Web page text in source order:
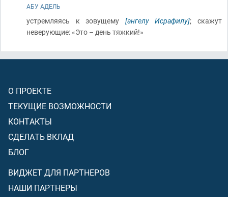
АБУ АДЕЛЬ
устремляясь к зовущему [ангелу Исрафилу]; скажут
неверующие: «Это – день тяжкий!»
О ПРОЕКТЕ
ТЕКУЩИЕ ВОЗМОЖНОСТИ
КОНТАКТЫ
СДЕЛАТЬ ВКЛАД
БЛОГ
ВИДЖЕТ ДЛЯ ПАРТНЕРОВ
НАШИ ПАРТНЕРЫ